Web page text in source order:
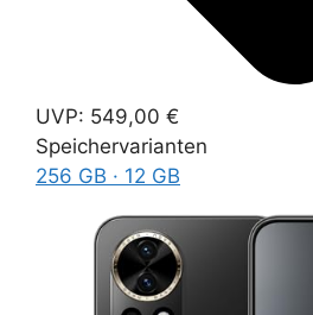
UVP: 549,00 €
Speichervarianten
256 GB · 12 GB